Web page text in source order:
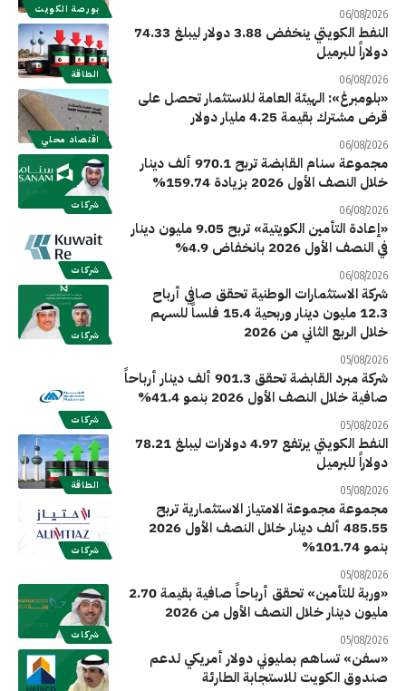
بورصة الكويت 06/08/2026
الطاقة
النفط الكويتي ينخفض 3.88 دولار ليبلغ 74.33
دولاراً للبرميل
06/08/2026
اقتصاد محلي
«بلومبرغ»: الهيئة العامة للاستثمار تحصل على
قرض مشترك بقيمة 4.25 مليار دولار
06/08/2026
شركات
مجموعة سنام القابضة تربح 970.1 ألف دينار
خلال النصف الأول 2026 بزيادة 159.74%
06/08/2026
شركات
«إعادة التأمين الكويتية» تربح 9.05 مليون دينار
في النصف الأول 2026 بانخفاض 4.9%
06/08/2026
شركات
شركة الاستثمارات الوطنية تحقق صافي أرباح
12.3 مليون دينار وربحية 15.4 فلساً للسهم
خلال الربع الثاني من 2026
05/08/2026
شركات
شركة مبرد القابضة تحقق 901.3 ألف دينار أرباحاً
صافية خلال النصف الأول 2026 بنمو 41.4%
05/08/2026
الطاقة
النفط الكويتي يرتفع 4.97 دولارات ليبلغ 78.21
دولاراً للبرميل
05/08/2026
شركات
مجموعة مجموعة الامتياز الاستثمارية تربح
485.55 ألف دينار خلال النصف الأول 2026
بنمو 101.74%
05/08/2026
شركات
«وربة للتأمين» تحقق أرباحاً صافية بقيمة 2.70
مليون دينار خلال النصف الأول من 2026
05/08/2026
«سفن» تساهم بمليوني دولار أمريكي لدعم
صندوق الكويت للاستجابة الطارئة